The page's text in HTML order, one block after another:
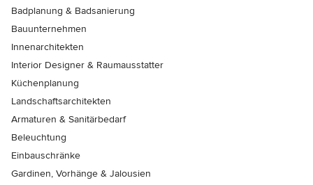
Badplanung & Badsanierung
Bauunternehmen
Innenarchitekten
Interior Designer & Raumausstatter
Küchenplanung
Landschaftsarchitekten
Armaturen & Sanitärbedarf
Beleuchtung
Einbauschränke
Gardinen, Vorhänge & Jalousien